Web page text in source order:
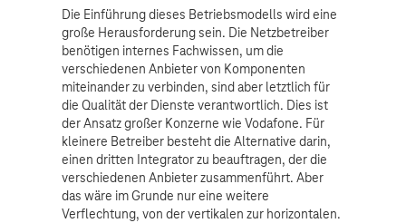
Die Einführung dieses Betriebsmodells wird eine
große Herausforderung sein. Die Netzbetreiber
benötigen internes Fachwissen, um die
verschiedenen Anbieter von Komponenten
miteinander zu verbinden, sind aber letztlich für
die Qualität der Dienste verantwortlich. Dies ist
der Ansatz großer Konzerne wie Vodafone. Für
kleinere Betreiber besteht die Alternative darin,
einen dritten Integrator zu beauftragen, der die
verschiedenen Anbieter zusammenführt. Aber
das wäre im Grunde nur eine weitere
Verflechtung, von der vertikalen zur horizontalen.